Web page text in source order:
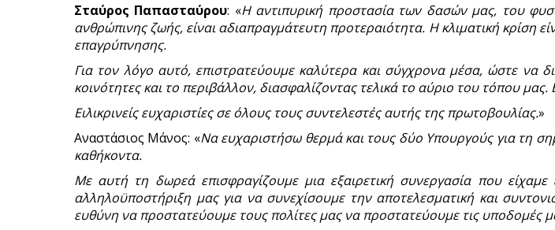
Σταύρος Παπασταύρου: «Η αντιπυρική προστασία των δασών μας, του
ανθρώπινης ζωής, είναι αδιαπραγμάτευτη προτεραιότητα. Η κλιματική κρίση
επαγρύπνησης.
Για τον λόγο αυτό, επιστρατεύουμε καλύτερα και σύγχρονα μέσα, ώστε να
κοινότητες και το περιβάλλον, διασφαλίζοντας τελικά το αύριο του τόπου
Ειλικρινείς ευχαριστίες σε όλους τους συντελεστές αυτής της πρωτοβουλίας.»
Αναστάσιος Μάνος: «Να ευχαριστήσω θερμά και τους δύο Υπουργούς για τη
καθήκοντα.
Με αυτή τη δωρεά επισφραγίζουμε μια εξαιρετική συνεργασία που
αλληλοϋποστήριξη μας για να συνεχίσουμε την αποτελεσματική και
ευθύνη να προστατεύουμε τους πολίτες μας να προστατεύουμε τις υποδομές